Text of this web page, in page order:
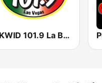
KWID 101.9 La Buena